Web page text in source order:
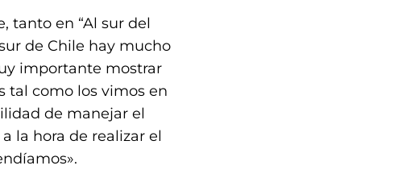
tanto en “Al sur del
de Chile hay mucho
importante mostrar
tal como los vimos en
de manejar el
la hora de realizar el